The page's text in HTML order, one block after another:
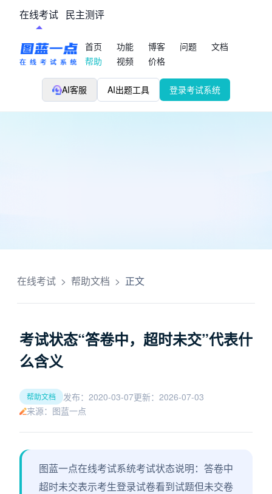
在线考试 民主测评
首页 功能 博客 问题
文档
帮助
视频 价格
AI客服 AI出题工具 登录考试系统
在线考试 > 帮助文档 > 正文
考试状态“答卷中，超时未交”代表什
么含义
帮助文档 发布：2020-03-07更新：2026-07-03
来源：图蓝一点
图蓝一点在线考试系统考试状态说明：答卷中
超时未交表示考生登录试卷看到试题但未交卷